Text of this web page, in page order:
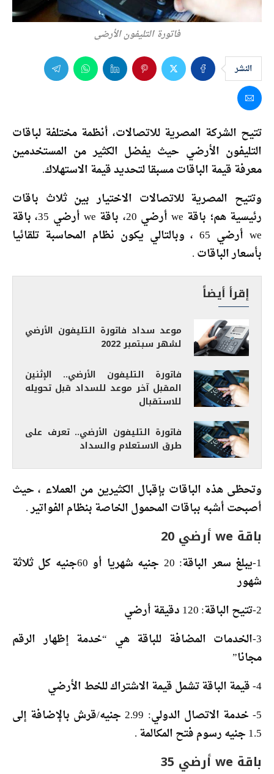
فاتورة التليفون الأرضي
النشر
تتيح الشركة المصرية للاتصالات، أنظمة مختلفة لباقات
التليفون الأرضي حيث يفضل الكثير من المستخدمين
معرفة قيمة الباقات مسبقا لتحديد قيمة الاستهلاك.
وتتيح المصرية للاتصالات الاختيار بين ثلاث باقات
رئيسية هم؛ باقة we أرضي 20، باقة we أرضي 35، باقة
we أرضي 65 ، وبالتالي يكون نظام المحاسبة تلقائيا
بأسعار الباقات .
إقرأ أيضاً
موعد سداد فاتورة التليفون الأرضي
لشهر سبتمبر 2022
فاتورة التليفون الأرضي.. الإثنين
المقبل آخر موعد للسداد قبل تحويله
للاستقبال
فاتورة التليفون الأرضي.. تعرف على
طرق الاستعلام والسداد
وتحظى هذه الباقات بإقبال الكثيرين من العملاء ، حيث
أصبحت أشبه بباقات المحمول الخاصة بنظام الفواتير .
باقة we أرضي 20
1-يبلغ سعر الباقة: 20 جنيه شهريا أو 60جنيه كل ثلاثة
شهور
2-تتيح الباقة: 120 دقيقة أرضي
3-الخدمات المضافة للباقة هي “خدمة إظهار الرقم
مجانا”
4- قيمة الباقة تشمل قيمة الاشتراك للخط الأرضي
5- خدمة الاتصال الدولي: 2.99 جنيه/قرش بالإضافة إلى
1.5 جنيه رسوم فتح المكالمة .
باقة we أرضي 35